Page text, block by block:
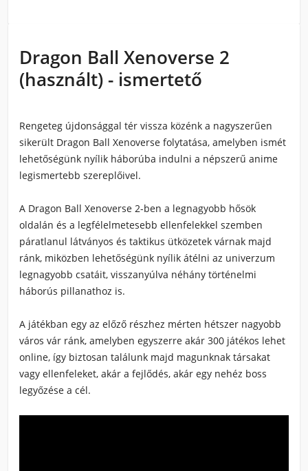
Dragon Ball Xenoverse 2
(használt) - ismertető
Rengeteg újdonsággal tér vissza közénk a nagyszerűen
sikerült Dragon Ball Xenoverse folytatása, amelyben ismét
lehetőségünk nyílik háborúba indulni a népszerű anime
legismertebb szereplőivel.
A Dragon Ball Xenoverse 2-ben a legnagyobb hősök
oldalán és a legfélelmetesebb ellenfelekkel szemben
páratlanul látványos és taktikus ütközetek várnak majd
ránk, miközben lehetőségünk nyílik átélni az univerzum
legnagyobb csatáit, visszanyúlva néhány történelmi
háborús pillanathoz is.
A játékban egy az előző részhez mérten hétszer nagyobb
város vár ránk, amelyben egyszerre akár 300 játékos lehet
online, így biztosan találunk majd magunknak társakat
vagy ellenfeleket, akár a fejlődés, akár egy nehéz boss
legyőzése a cél.